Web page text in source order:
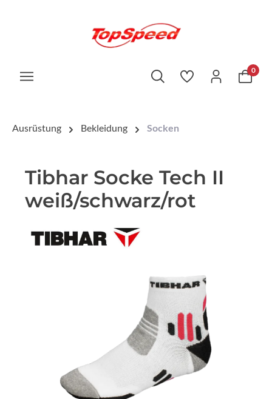
0
Ausrüstung Bekleidung Socken
Tibhar Socke Tech II
weiß/schwarz/rot